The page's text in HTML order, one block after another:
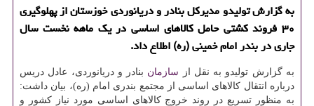
به گزارش تولیدو مدیركل بنادر و دریانوردی خوزستان از پهلوگیری
۳۰ فروند كشتی حامل كالاهای اساسی در یك ماهه نخست سال
جاری در بندر امام خمینی (ره) اطلاع داد.
به گزارش تولیدو به نقل از سازمان بنادر و دریانوردی، عادل دریس
درباره انتقال کالاهای اساسی از مجتمع بندری امام (ره)، بیان داشت:
به منظور تسریع در روند خروج کالاهای اساسی مورد نیاز کشور و